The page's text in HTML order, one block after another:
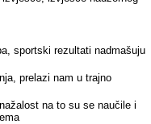
sportski rezultati nadmašuju
prelazi nam u trajno
na to su se naučile i